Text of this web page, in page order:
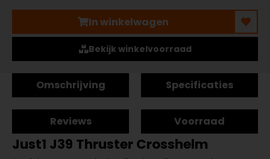
In winkelwagen
Bekijk winkelvoorraad
Omschrijving Specificaties
Reviews Voorraad
Just1 J39 Thruster Crosshelm